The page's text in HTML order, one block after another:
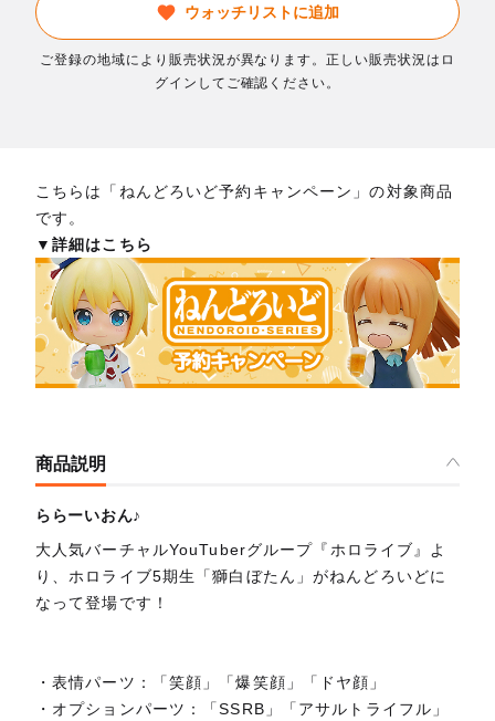
ウォッチリストに追加
ご登録の地域により販売状況が異なります。正しい販売状況はロ
グインしてご確認ください。
こちらは「ねんどろいど予約キャンペーン」の対象商品
です。
▼詳細はこちら
商品説明
ららーいおん♪
大人気バーチャルYouTuberグループ『ホロライブ』よ
り、ホロライブ5期生「獅白ぼたん」がねんどろいどに
なって登場です！
・表情パーツ：「笑顔」「爆笑顔」「ドヤ顔」
・オプションパーツ：「SSRB」「アサルトライフル」